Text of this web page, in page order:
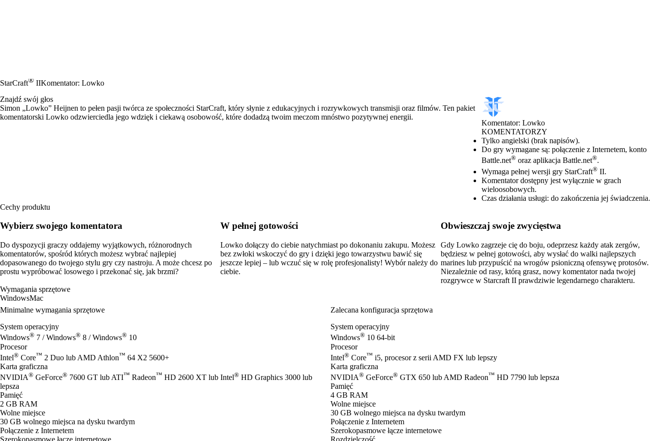
StarCraft® IIKomentator: Lowko
Komentator: Lowko
KOMENTATORZY
Cena
Available actions
Tylko angielski (brak napisów).
Do gry wymagane są: połączenie z Internetem, konto
Battle.net® oraz aplikacja Battle.net®.
Wymaga pełnej wersji gry StarCraft® II.
Komentator dostępny jest wyłącznie w grach
wieloosobowych.
Czas działania usługi: do zakończenia jej świadczenia.
Znajdź swój głos
Simon „Lowko” Heijnen to pełen pasji twórca ze społeczności StarCraft, który słynie z edukacyjnych i rozrywkowych transmisji oraz filmów. Ten pakiet
komentatorski Lowko odzwierciedla jego wdzięk i ciekawą osobowość, które dodadzą twoim meczom mnóstwo pozytywnej energii.
Cechy produktu
Wybierz swojego komentatora
Do dyspozycji graczy oddajemy wyjątkowych, różnorodnych
komentatorów, spośród których możesz wybrać najlepiej
dopasowanego do twojego stylu gry czy nastroju. A może chcesz po
prostu wypróbować losowego i przekonać się, jak brzmi?
W pełnej gotowości
Lowko dołączy do ciebie natychmiast po dokonaniu zakupu. Możesz
bez zwłoki wskoczyć do gry i dzięki jego towarzystwu bawić się
jeszcze lepiej – lub wczuć się w rolę profesjonalisty! Wybór należy do
ciebie.
Obwieszczaj swoje zwycięstwa
Gdy Lowko zagrzeje cię do boju, odeprzesz każdy atak zergów,
będziesz w pełnej gotowości, aby wysłać do walki najlepszych
marines lub przypuścić na wrogów psioniczną ofensywę protosów.
Niezależnie od rasy, którą grasz, nowy komentator nada twojej
rozgrywce w Starcraft II prawdziwie legendarnego charakteru.
Wymagania sprzętowe
WindowsMac
Minimalne wymagania sprzętowe
System operacyjny
Windows® 7 / Windows® 8 / Windows® 10
Procesor
Intel® Core™ 2 Duo lub AMD Athlon™ 64 X2 5600+
Karta graficzna
NVIDIA® GeForce® 7600 GT lub ATI™ Radeon™ HD 2600 XT lub Intel® HD Graphics 3000 lub
lepsza
Pamięć
2 GB RAM
Wolne miejsce
30 GB wolnego miejsca na dysku twardym
Połączenie z Internetem
Zalecana konfiguracja sprzętowa
System operacyjny
Windows® 10 64-bit
Procesor
Intel® Core™ i5, procesor z serii AMD FX lub lepszy
Karta graficzna
NVIDIA® GeForce® GTX 650 lub AMD Radeon™ HD 7790 lub lepsza
Pamięć
4 GB RAM
Wolne miejsce
30 GB wolnego miejsca na dysku twardym
Połączenie z Internetem
Szerokopasmowe łącze internetowe